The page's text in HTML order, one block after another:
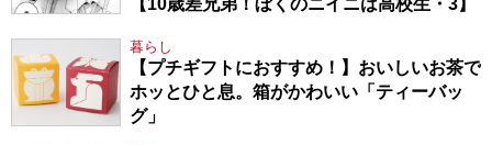
暮らし
【プチギフトにおすすめ！】おいしいお茶で
ホッとひと息。箱がかわいい「ティーバッ
グ」